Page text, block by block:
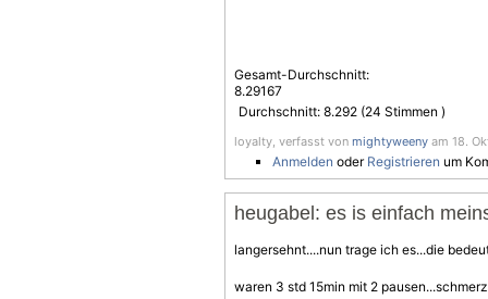
Gesamt-Durchschnitt:
8.29167
Durchschnitt: 8.292 (24 Stimmen )
loyalty, verfasst von mightyweeny am 18.
Anmelden oder Registrieren um
heugabel: es is einfach
langersehnt....nun trage ich es...die
waren 3 std 15min mit 2